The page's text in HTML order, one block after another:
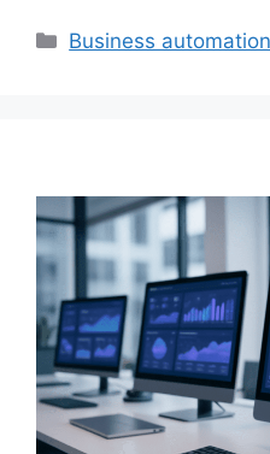
Catégories
Business automation